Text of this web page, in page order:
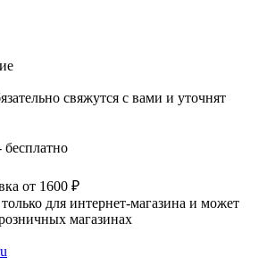
свяжутся с вами и уточнят
от 1600 ₽
для интернет-магазина и может
магазинах